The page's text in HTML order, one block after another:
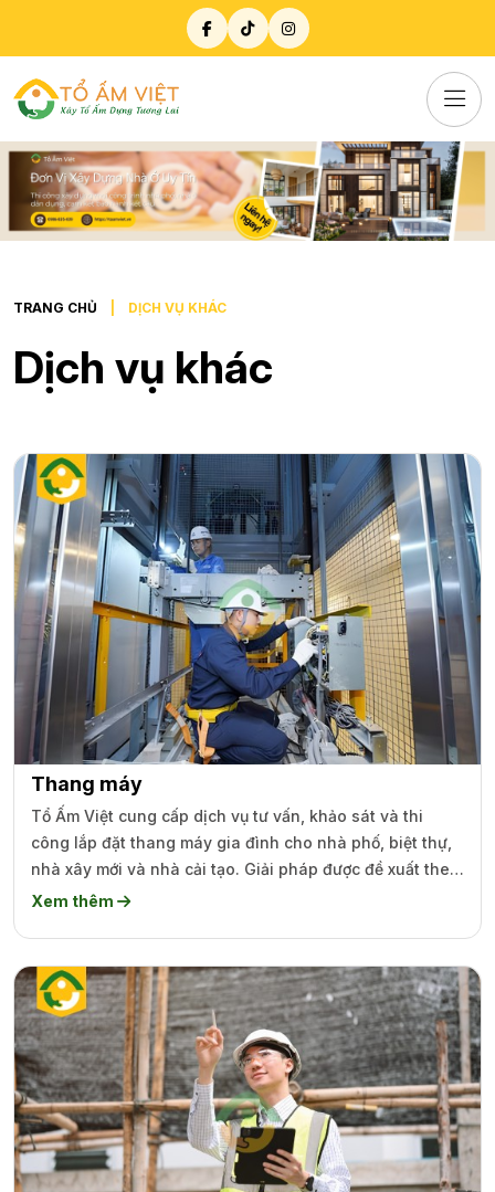
TRANG CHỦ DỊCH VỤ KHÁC
Dịch vụ khác
Thang máy
Tổ Ấm Việt cung cấp dịch vụ tư vấn, khảo sát và thi
công lắp đặt thang máy gia đình cho nhà phố, biệt thự,
nhà xây mới và nhà cải tạo. Giải pháp được đề xuất theo
diện tích, hiện trạng công trình và nhu cầu sử dụng thực
Xem thêm